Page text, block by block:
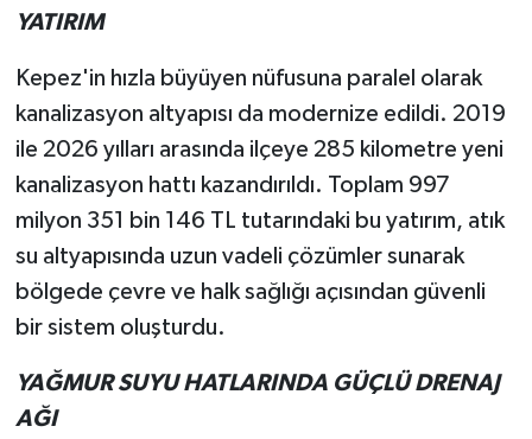
YATIRIM
Kepez'in hızla büyüyen nüfusuna paralel olarak
kanalizasyon altyapısı da modernize edildi. 2019
ile 2026 yılları arasında ilçeye 285 kilometre yeni
kanalizasyon hattı kazandırıldı. Toplam 997
milyon 351 bin 146 TL tutarındaki bu yatırım, atık
su altyapısında uzun vadeli çözümler sunarak
bölgede çevre ve halk sağlığı açısından güvenli
bir sistem oluşturdu.
YAĞMUR SUYU HATLARINDA GÜÇLÜ DRENAJ
AĞI